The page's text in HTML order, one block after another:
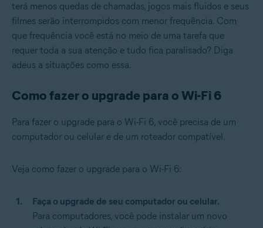
terá menos quedas de chamadas, jogos mais fluidos e seus
filmes serão interrompidos com menor frequência. Com
que frequência você está no meio de uma tarefa que
requer toda a sua atenção e tudo fica paralisado? Diga
adeus a situações como essa.
Como fazer o upgrade para o Wi-Fi 6
Para fazer o upgrade para o Wi-Fi 6, você precisa de um
computador ou celular e de um roteador compatível.
Veja como fazer o upgrade para o Wi-Fi 6:
Faça o upgrade de seu computador ou celular.
Para computadores, você pode instalar um novo